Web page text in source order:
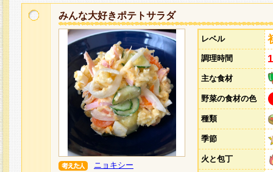
みんな大好きポテトサラダ
ニョキシー
レベル
調理時間
主な食材
野菜の食材の色
種類
季節
火と包丁